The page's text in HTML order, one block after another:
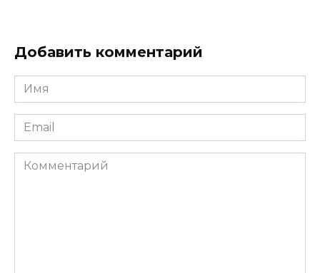
Добавить комментарий
Имя
Email
Комментарий